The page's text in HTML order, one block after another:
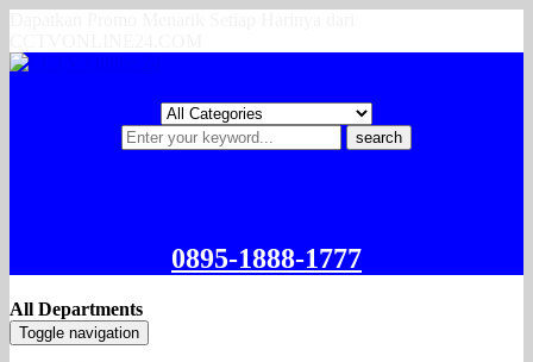
search
0895-1888-1777
All Departments
Toggle navigation